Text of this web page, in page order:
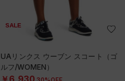
SALE
UAリンクス ウーブン スコート（ゴ
ルフ/WOMEN）
￥6,930 30%OFF